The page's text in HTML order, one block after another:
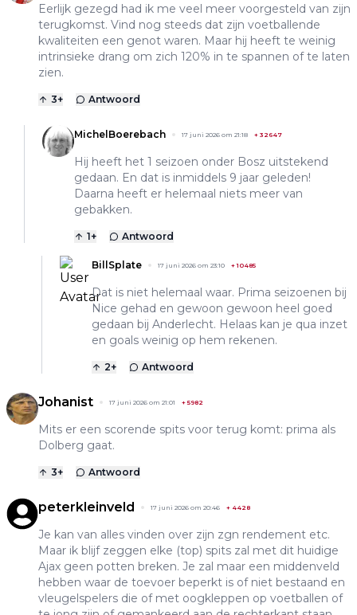
Eerlijk gezegd had ik me veel meer voorgesteld van zijn
terugkomst. Vind nog steeds dat zijn voetballende
kwaliteiten een genot waren. Maar hij heeft te weinig
intrinsieke drang om zich 120% in te spannen of te laten
zien.
3+ Antwoord
MichelBoerebach 17 juni 2026 om 21:18 + 32647
Hij heeft het 1 seizoen onder Bosz uitstekend
gedaan. En dat is inmiddels 9 jaar geleden!
Daarna heeft er helemaal niets meer van
gebakken.
1+ Antwoord
BillSplate 17 juni 2026 om 23:10 +10485
Dat is niet helemaal waar. Prima seizoenen bij
Nice gehad en gewoon gewoon heel goed
gedaan bij Anderlecht. Helaas kan je qua inzet
en goals weinig op hem rekenen.
2+ Antwoord
Johanist 17 juni 2026 om 21:01 + 5982
Mits er een scorende spits voor terug komt: prima als
Dolberg gaat.
3+ Antwoord
peterkleinveld 17 juni 2026 om 20:46 + 4428
Je kan van alles vinden over zijn zgn rendement etc.
Maar ik blijf zeggen elke (top) spits zal met dit huidige
Ajax geen potten breken. Je zal maar een middenveld
hebben waar de toevoer beperkt is of niet bestaand en
vleugelspelers die of met oogkleppen op voetballen of